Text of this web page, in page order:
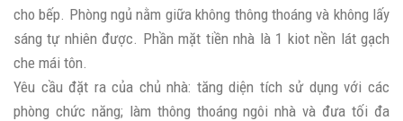
cho bếp. Phòng ngủ nằm giữa không thông thoáng và không lấy
sáng tự nhiên được. Phần mặt tiền nhà là 1 kiot nền lát gạch
che mái tôn.
Yêu cầu đặt ra của chủ nhà: tăng diện tích sử dụng với các
phòng chức năng; làm thông thoáng ngôi nhà và đưa tối đa